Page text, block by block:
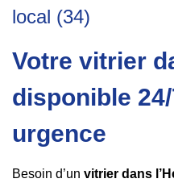
local (34)
Votre vitrier
disponible
urgence
Besoin d’un vitrier dans